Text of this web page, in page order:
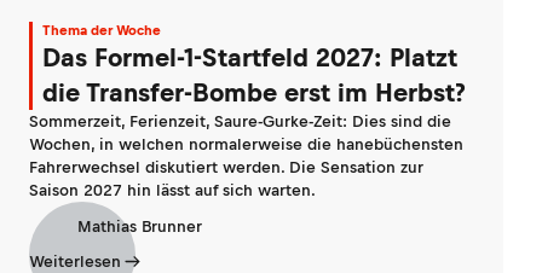
Thema der Woche
Das Formel-1-Startfeld 2027: Platzt
die Transfer-Bombe erst im Herbst?
Sommerzeit, Ferienzeit, Saure-Gurke-Zeit: Dies sind die
Wochen, in welchen normalerweise die hanebüchensten
Fahrerwechsel diskutiert werden. Die Sensation zur
Saison 2027 hin lässt auf sich warten.
Mathias Brunner
Weiterlesen